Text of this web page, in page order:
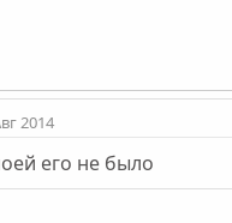
2014
его не было